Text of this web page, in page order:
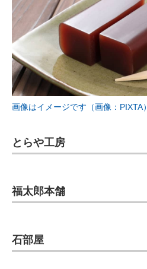
画像はイメージです（画像：PIXTA）
とらや工房
福太郎本舗
石部屋